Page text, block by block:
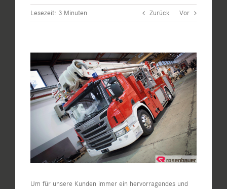
Lesezeit: 3 Minuten Zurück Vor
grösseres
Bild
Um für unsere Kunden immer ein hervorragendes und